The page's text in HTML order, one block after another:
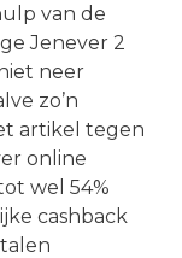
van de
Jenever 2
neer
zo’n
artikel tegen
online
wel 54%
cashback